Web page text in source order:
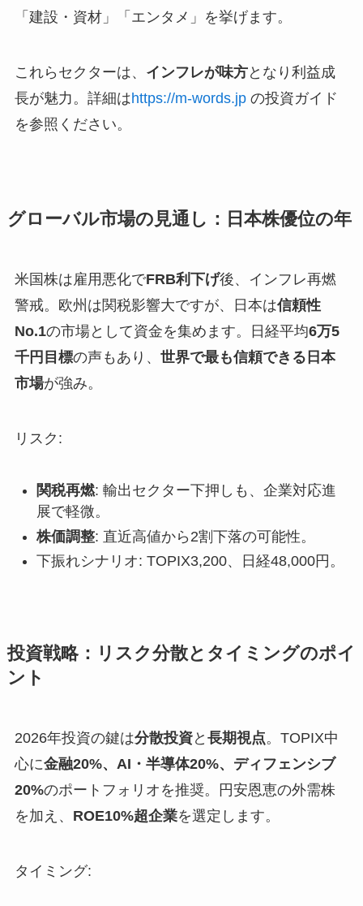
「建設・資材」「エンタメ」を挙げます。
これらセクターは、 インフレが味方となり利益成
長が魅力。詳細はhttps://m-words.jpの投資ガイド
を参照ください。
グローバル市場の見通し：日本株優位の年
米国株は雇用悪化でFRB利下げ後、インフレ再燃
警戒。欧州は関税影響大ですが、日本は信頼性
No.1の市場として資金を集めます。日経平均6万5
千円目標の声もあり、 世界で最も信頼できる日本
市場が強み。
リスク:
関税再燃: 輸出セクター下押しも、企業対応進
展で軽微。
株価調整: 直近高値から2割下落の可能性。
下振れシナリオ: TOPIX3,200、日経48,000円。
投資戦略：リスク分散とタイミングのポイ
ント
2026年投資の鍵は分散投資と 長期視点。TOPIX中
心に金融20%、AI・半導体20%、ディフェンシブ
20%のポートフォリオを推奨。円安恩恵の外需株
を加え、 ROE10%超企業を選定します。
タイミング: